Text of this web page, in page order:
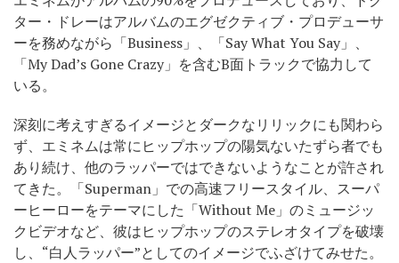
ター・ドレーはアルバムのエグゼクティブ・プロデューサ
ーを務めながら「Business」、「Say What You Say」、
「My Dad’s Gone Crazy」を含むB面トラックで協力して
いる。
深刻に考えすぎるイメージとダークなリリックにも関わら
ず、エミネムは常にヒップホップの陽気ないたずら者でも
あり続け、他のラッパーではできないようなことが許され
てきた。「Superman」での高速フリースタイル、スーパ
ーヒーローをテーマにした「Without Me」のミュージッ
クビデオなど、彼はヒップホップのステレオタイプを破壊
し、“白人ラッパー”としてのイメージでふざけてみせた。